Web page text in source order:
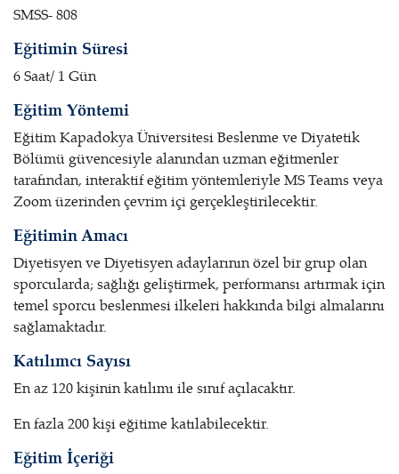
SMSS- 808
Eğitimin Süresi
6 Saat/ 1 Gün
Eğitim Yöntemi
Eğitim Kapadokya Üniversitesi Beslenme ve Diyatetik
Bölümü güvencesiyle alanından uzman eğitmenler
tarafından, interaktif eğitim yöntemleriyle MS Teams veya
Zoom üzerinden çevrim içi gerçekleştirilecektir.
Eğitimin Amacı
Diyetisyen ve Diyetisyen adaylarının özel bir grup olan
sporcularda; sağlığı geliştirmek, performansı artırmak için
temel sporcu beslenmesi ilkeleri hakkında bilgi almalarını
sağlamaktadır.
Katılımcı Sayısı
En az 120 kişinin katılımı ile sınıf açılacaktır.
En fazla 200 kişi eğitime katılabilecektir.
Eğitim İçeriği